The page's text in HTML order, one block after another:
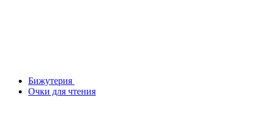
Бижутерия
Очки для чтения